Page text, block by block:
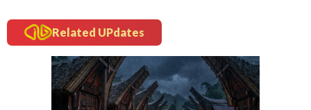
Related UPdates